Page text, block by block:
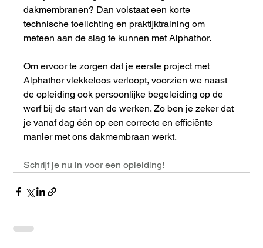
dakmembranen? Dan volstaat een korte
technische toelichting en praktijktraining om
meteen aan de slag te kunnen met Alphathor.
Om ervoor te zorgen dat je eerste project met
Alphathor vlekkeloos verloopt, voorzien we naast
de opleiding ook persoonlijke begeleiding op de
werf bij de start van de werken. Zo ben je zeker dat
je vanaf dag één op een correcte en efficiënte
manier met ons dakmembraan werkt.
Schrijf je nu in voor een opleiding!